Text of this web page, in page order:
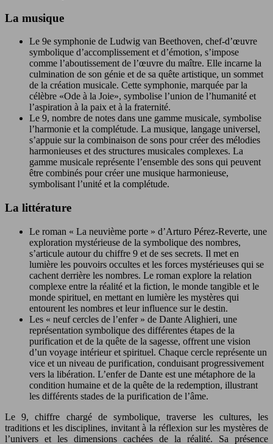
La musique
Le 9e symphonie de Ludwig van Beethoven, chef-d’œuvre
symbolique d’accomplissement et d’émotion, s’impose
comme l’aboutissement de l’œuvre du maître. Elle incarne la
culmination de son génie et de sa quête artistique, un sommet
de la création musicale. Cette symphonie, marquée par la
célèbre «Ode à la Joie», symbolise l’union de l’humanité et
l’aspiration à la paix et à la fraternité.
Le 9, nombre de notes dans une gamme musicale, symbolise
l’harmonie et la complétude. La musique, langage universel,
s’appuie sur la combinaison de sons pour créer des mélodies
harmonieuses et des structures musicales complexes. La
gamme musicale représente l’ensemble des sons qui peuvent
être combinés pour créer une musique harmonieuse,
symbolisant l’unité et la complétude.
La littérature
Le roman « La neuvième porte » d’Arturo Pérez-Reverte, une
exploration mystérieuse de la symbolique des nombres,
s’articule autour du chiffre 9 et de ses secrets. Il met en
lumière les pouvoirs occultes et les forces mystérieuses qui se
cachent derrière les nombres. Le roman explore la relation
complexe entre la réalité et la fiction, le monde tangible et le
monde spirituel, en mettant en lumière les mystères qui
entourent les nombres et leur influence sur le destin.
Les « neuf cercles de l’enfer » de Dante Alighieri, une
représentation symbolique des différentes étapes de la
purification et de la quête de la sagesse, offrent une vision
d’un voyage intérieur et spirituel. Chaque cercle représente un
vice et un niveau de purification, conduisant progressivement
vers la libération. L’enfer de Dante est une métaphore de la
condition humaine et de la quête de la redemption, illustrant
les différents stades de la purification de l’âme.
Le 9, chiffre chargé de symbolique, traverse les cultures, les
traditions et les disciplines, invitant à la réflexion sur les mystères de
l’univers et les dimensions cachées de la réalité. Sa présence